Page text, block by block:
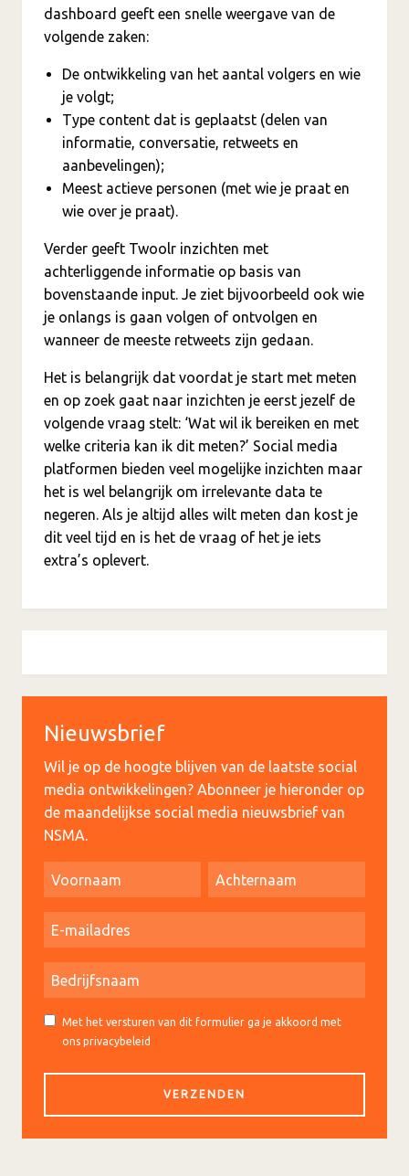
dashboard geeft een snelle weergave van de
volgende zaken:
De ontwikkeling van het aantal volgers en wie
je volgt;
Type content dat is geplaatst (delen van
informatie, conversatie, retweets en
aanbevelingen);
Meest actieve personen (met wie je praat en
wie over je praat).
Verder geeft Twoolr inzichten met
achterliggende informatie op basis van
bovenstaande input. Je ziet bijvoorbeeld ook wie
je onlangs is gaan volgen of ontvolgen en
wanneer de meeste retweets zijn gedaan.
Het is belangrijk dat voordat je start met meten
en op zoek gaat naar inzichten je eerst jezelf de
volgende vraag stelt: ‘Wat wil ik bereiken en met
welke criteria kan ik dit meten?’ Social media
platformen bieden veel mogelijke inzichten maar
het is wel belangrijk om irrelevante data te
negeren. Als je altijd alles wilt meten dan kost je
dit veel tijd en is het de vraag of het je iets
extra’s oplevert.
Nieuwsbrief
Wil je op de hoogte blijven van de laatste social
media ontwikkelingen? Abonneer je hieronder op
de maandelijkse social media nieuwsbrief van
NSMA.
Met het versturen van dit formulier ga je akkoord met
ons privacybeleid